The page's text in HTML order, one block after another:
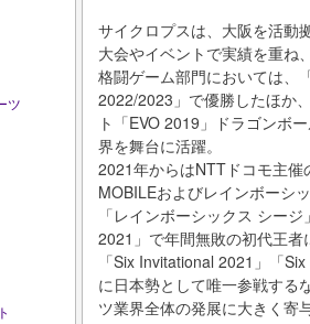
ツ
サイクロプスは、大阪を活動
大会やイベントで実績を重ね
格闘ゲーム部門においては、
2022/2023」で優勝したほか
ト「EVO 2019」ドラゴンボ
界を舞台に活躍。
2021年からはNTTドコモ主
MOBILEおよびレインボーシ
「レインボーシックス シー
2021」で年間無敗の初代王
「Six Invitational 2021」「
に日本勢として唯一参戦する
ツ業界全体の発展に大きく寄